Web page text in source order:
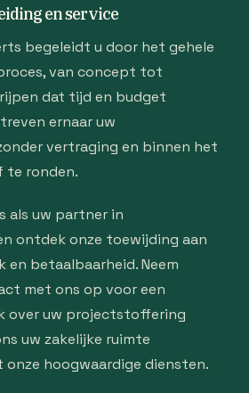
en service
begeleidt u door het gehele
van concept tot
dat tijd en budget
ernaar uw
vertraging en binnen het
te ronden.
als uw partner in
ontdek onze toewijding aan
en betaalbaarheid. Neem
met ons op voor een
over uw projectstoffering
uw zakelijke ruimte
hoogwaardige diensten.